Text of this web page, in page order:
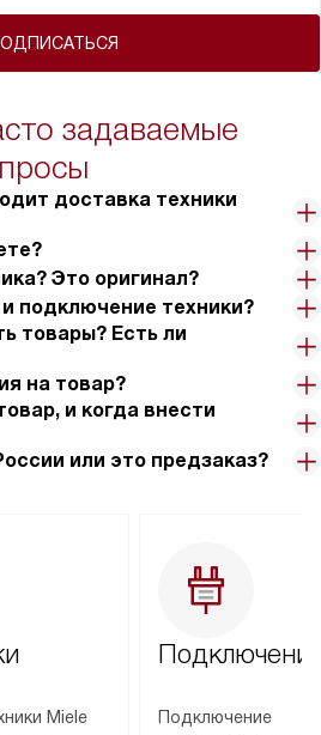
задаваемые
доставка техники
Это оригинал?
подключение техники?
товары? Есть ли
на товар?
и когда внести
или это предзаказ?
Miele
Подключение